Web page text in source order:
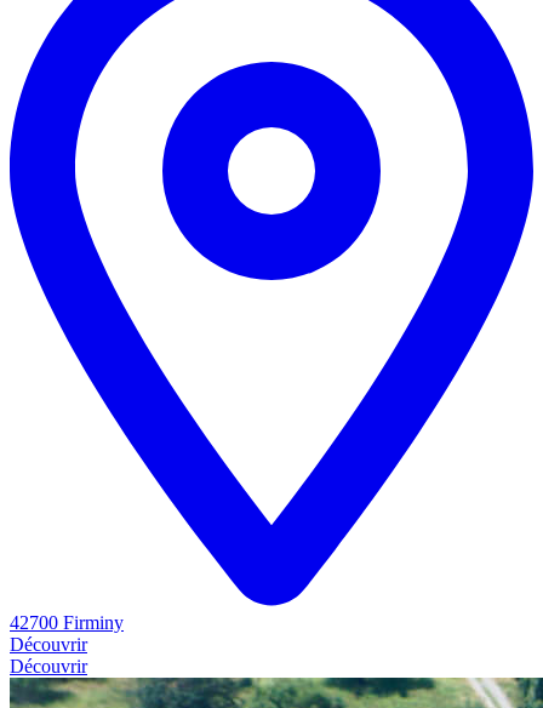
42700 Firminy
Découvrir
Découvrir